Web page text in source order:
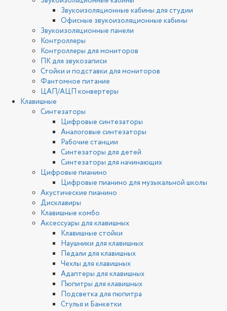
Звукоизоляционные кабины для студии
Офисные звукоизоляционные кабины
Звукоизоляционные панели
Контроллеры
Контроллеры для мониторов
ПК для звукозаписи
Стойки и подставки для мониторов
Фантомное питание
ЦАП/АЦП конвертеры
Клавишные
Синтезаторы
Цифровые синтезаторы
Аналоговые синтезаторы
Рабочие станции
Синтезаторы для детей
Синтезаторы для начинающих
Цифровые пианино
Цифровые пианино для музыкальной школы
Акустические пианино
Дисклавиры
Клавишные комбо
Аксессуары для клавишных
Клавишные стойки
Наушники для клавишных
Педали для клавишных
Чехлы для клавишных
Адаптеры для клавишных
Пюпитры для клавишных
Подсветка для пюпитра
Стулья и Банкетки